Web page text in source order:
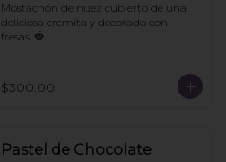
Mostachón de nuez cubierto de una
deliciosa cremita y decorado con
fresas. 🍓
$300.00
Pastel de Chocolate